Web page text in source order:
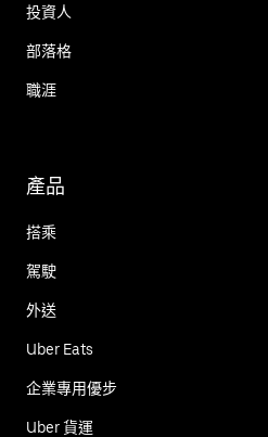
投資人
部落格
職涯
產品
搭乘
駕駛
外送
Uber Eats
企業專用優步
Uber 貨運